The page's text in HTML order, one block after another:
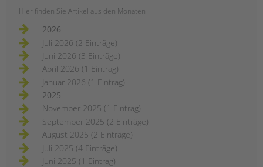
Hier finden Sie Artikel aus den Monaten
2026
Juli 2026 (2 Einträge)
Juni 2026 (3 Einträge)
April 2026 (1 Eintrag)
Januar 2026 (1 Eintrag)
2025
November 2025 (1 Eintrag)
September 2025 (2 Einträge)
August 2025 (2 Einträge)
Juli 2025 (4 Einträge)
Juni 2025 (1 Eintrag)